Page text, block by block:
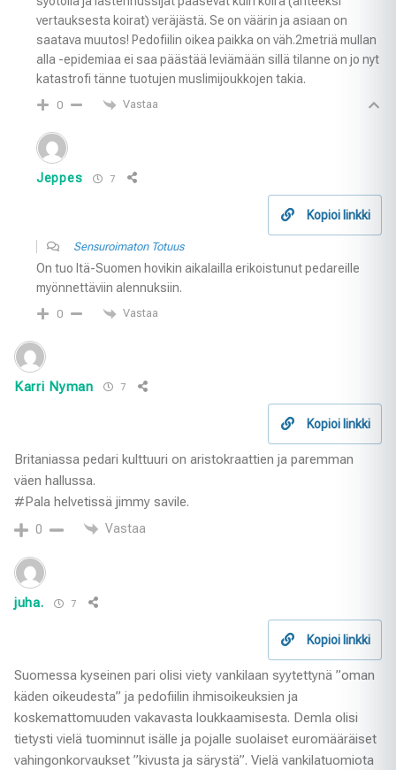
vertauksesta koirat) veräjästä. Se on väärin ja asiaan on
saatava muutos! Pedofiilin oikea paikka on väh.2metriä mullan
alla -epidemiaa ei saa päästää leviämään sillä tilanne on jo nyt
katastrofi tänne tuotujen muslimijoukkojen takia.
0 Vastaa
Jeppes 7
Kopioi linkki
Sensuroimaton Totuus
On tuo Itä-Suomen hovikin aikalailla erikoistunut pedareille
myönnettäviin alennuksiin.
0 Vastaa
Karri Nyman 7
Kopioi linkki
Britaniassa pedari kulttuuri on aristokraattien ja paremman
väen hallussa.
#Pala helvetissä jimmy savile.
0 Vastaa
juha. 7
Kopioi linkki
Suomessa kyseinen pari olisi viety vankilaan syytettynä ”oman
käden oikeudesta” ja pedofiilin ihmisoikeuksien ja
koskemattomuuden vakavasta loukkaamisesta. Demla olisi
tietysti vielä tuominnut isälle ja pojalle suolaiset euromääräiset
vahingonkorvaukset ”kivusta ja särystä”. Vielä vankilatuomiota